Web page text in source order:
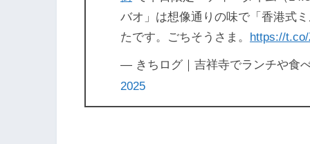
バオ」は想像通りの味で「香港式
たです。ごちそうさま。 https://
— きちログ｜吉祥寺でランチや食
2025